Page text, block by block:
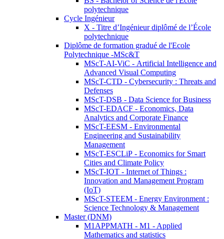
polytechnique
Cycle Ingénieur
X - Titre d’Ingénieur diplômé de l’École
polytechnique
Diplôme de formation gradué de l'Ecole
Polytechnique -MSc&T
MScT-AI-ViC - Artificial Intelligence and
Advanced Visual Computing
MScT-CTD - Cybersecurity : Threats and
Defenses
MScT-DSB - Data Science for Business
MScT-EDACF - Economics, Data
Analytics and Corporate Finance
MScT-EESM - Environmental
Engineering and Sustainability
Management
MScT-ESCLiP - Economics for Smart
Cities and Climate Policy
MScT-IOT - Internet of Things :
Innovation and Management Program
(IoT)
MScT-STEEM - Energy Environment :
Science Technology & Management
Master (DNM)
M1APPMATH - M1 - Applied
Mathematics and statistics